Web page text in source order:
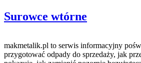
Surowce wtórne
makmetalik.pl to serwis informacyjny
przygotować odpady do sprzedaży, jak